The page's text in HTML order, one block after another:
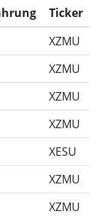
Ticker
XZMU
XZMU
XZMU
XZMU
XESU
XZMU
XZMU